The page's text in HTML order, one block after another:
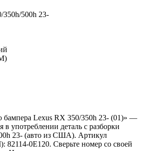
500h 23-
бампера Lexus RX 350/350h 23- (01)» —
употреблении деталь с разборки
23- (авто из США). Артикул
82114-0E120. Сверьте номер со своей